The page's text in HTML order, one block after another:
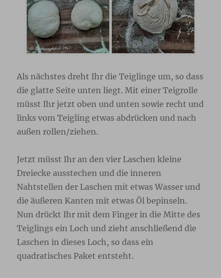
Als nächstes dreht Ihr die Teiglinge um, so dass
die glatte Seite unten liegt. Mit einer Teigrolle
müsst Ihr jetzt oben und unten sowie recht und
links vom Teigling etwas abdrücken und nach
außen rollen/ziehen.
Jetzt müsst Ihr an den vier Laschen kleine
Dreiecke ausstechen und die inneren
Nahtstellen der Laschen mit etwas Wasser und
die äußeren Kanten mit etwas Öl bepinseln.
Nun drückt Ihr mit dem Finger in die Mitte des
Teiglings ein Loch und zieht anschließend die
Laschen in dieses Loch, so dass ein
quadratisches Paket entsteht.